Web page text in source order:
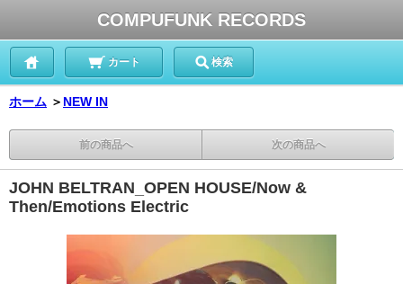
COMPUFUNK RECORDS
カート 検索
ホーム ＞ NEW IN
前の商品へ 次の商品へ
JOHN BELTRAN_OPEN HOUSE/Now &
Then/Emotions Electric